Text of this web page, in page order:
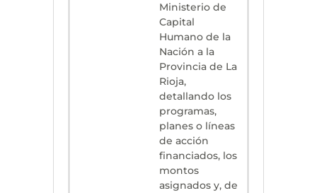
Ministerio de
Capital
Humano de la
Nación a la
Provincia de La
Rioja,
detallando los
programas,
planes o líneas
de acción
financiados, los
montos
asignados y, de